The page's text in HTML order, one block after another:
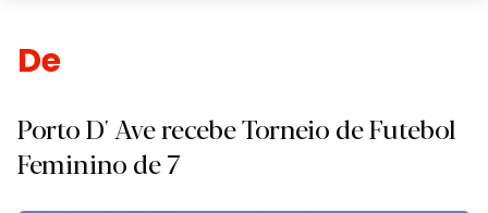
Desporto.
Porto D' Ave recebe Torneio de Futebol
Feminino de 7